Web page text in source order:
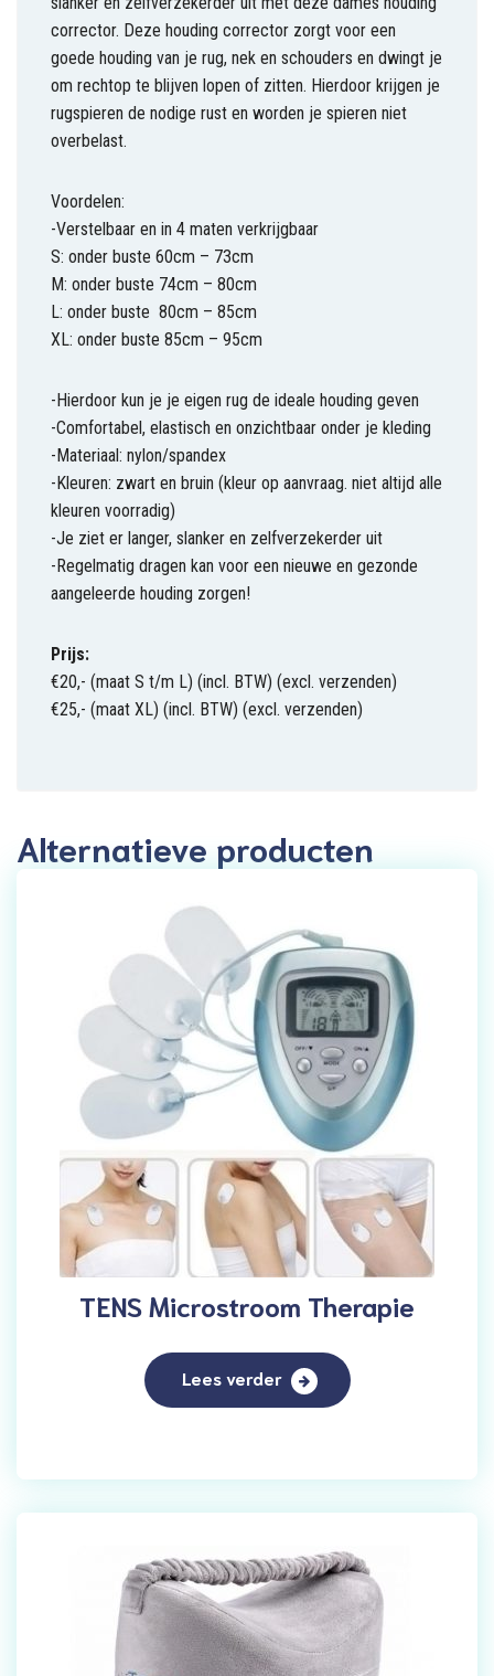
corrector. Deze houding corrector zorgt voor een
goede houding van je rug, nek en schouders en dwingt je
om rechtop te blijven lopen of zitten. Hierdoor krijgen je
rugspieren de nodige rust en worden je spieren niet
overbelast.
Voordelen:
-Verstelbaar en in 4 maten verkrijgbaar
S: onder buste 60cm – 73cm
M: onder buste 74cm – 80cm
L: onder buste 80cm – 85cm
XL: onder buste 85cm – 95cm
-Hierdoor kun je je eigen rug de ideale houding geven
-Comfortabel, elastisch en onzichtbaar onder je kleding
-Materiaal: nylon/spandex
-Kleuren: zwart en bruin (kleur op aanvraag. niet altijd alle
kleuren voorradig)
-Je ziet er langer, slanker en zelfverzekerder uit
-Regelmatig dragen kan voor een nieuwe en gezonde
aangeleerde houding zorgen!
Prijs:
€20,- (maat S t/m L) (incl. BTW) (excl. verzenden)
€25,- (maat XL) (incl. BTW) (excl. verzenden)
Alternatieve producten
TENS Microstroom Therapie
Lees verder